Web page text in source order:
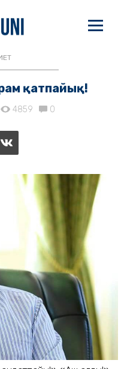
қатпайық!
4859 0